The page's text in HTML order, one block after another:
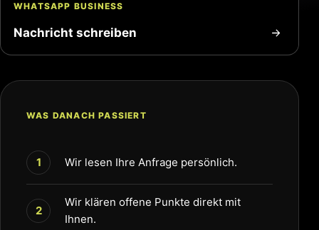
WHATSAPP BUSINESS
Nachricht schreiben
WAS DANACH PASSIERT
1 Wir lesen Ihre Anfrage persönlich.
2
Wir klären offene Punkte direkt mit
Ihnen.